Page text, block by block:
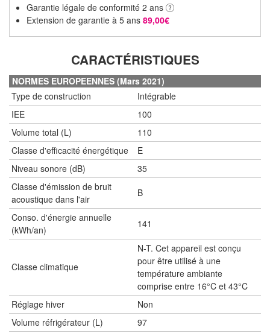
Garantie légale de conformité 2 ans
Extension de garantie à 5 ans 89,00€
CARACTÉRISTIQUES
NORMES EUROPEENNES (Mars 2021)
Type de construction
Intégrable
IEE
100
Volume total (L)
110
Classe d'efficacité énergétique
E
Niveau sonore (dB)
35
Classe d'émission de bruit
acoustique dans l'air
B
Conso. d'énergie annuelle
(kWh/an)
141
Classe climatique
N-T. Cet appareil est conçu
pour être utilisé à une
température ambiante
comprise entre 16°C et 43°C
Réglage hiver
Non
Volume réfrigérateur (L)
97